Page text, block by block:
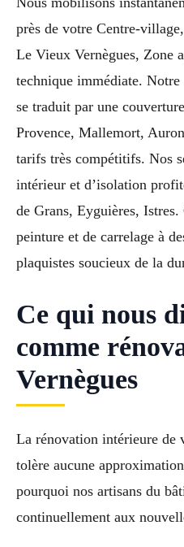
près de votre Centre-
Le Vieux Vernègues, Zone
technique immédiate.
se traduit par une
Provence, Mallemort,
tarifs très compétitifs. Nos
intérieur et d’isolation
de Grans, Eyguières,
peinture et de carrelage à
plaquistes soucieux de la
Ce qui nous
comme
Vernègues
La rénovation intérieure de
tolère aucune
pourquoi nos artisans du
continuellement aux